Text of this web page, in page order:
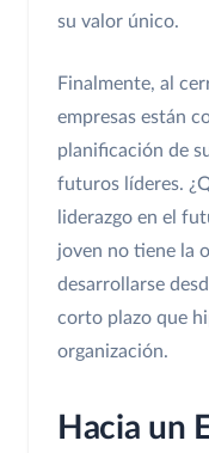
su valor único.
Finalmente, al
empresas están
planificación de
futuros líderes.
liderazgo en el
joven no tiene la
desarrollarse
corto plazo que
organización.
Hacia un